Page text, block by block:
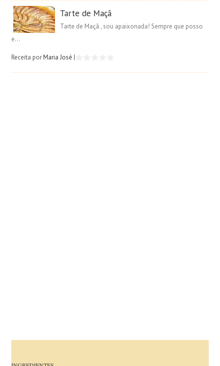
Tarte de Maçã
Tarte de Maçã , sou apaixonada! Sempre que posso
e...
Receita porMaria José |